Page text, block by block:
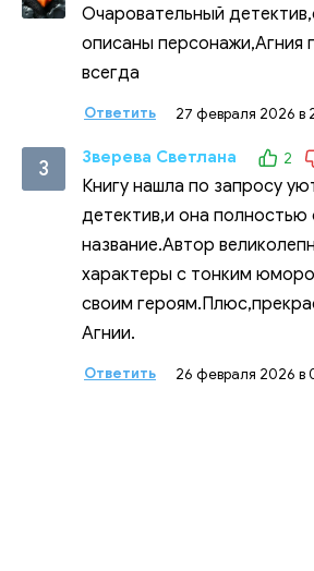
Очаровательный
описаны персонажи,Агния
всегда
Ответить 27 февраля 2026 в
З Зверева Светлана 2
Книгу нашла по запросу
детектив,и она
название.Автор
характеры с тонким
своим
Агнии.
Ответить 26 февраля 2026 в